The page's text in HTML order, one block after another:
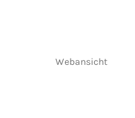
Webansicht